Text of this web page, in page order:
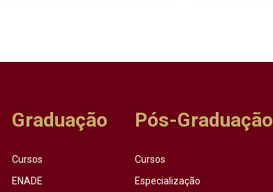
Graduação
Cursos
ENADE
Pós-Graduação
Cursos
Especialização